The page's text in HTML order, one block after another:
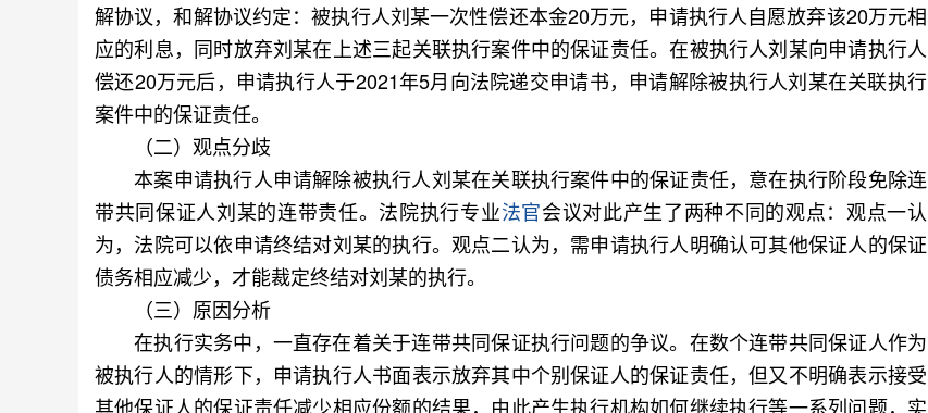
解协议，和解协议约定：被执行人刘某一次性偿还本金20万元，申请执行人自愿放弃该20万元相
应的利息，同时放弃刘某在上述三起关联执行案件中的保证责任。在被执行人刘某向申请执行人
偿还20万元后，申请执行人于2021年5月向法院递交申请书，申请解除被执行人刘某在关联执行
案件中的保证责任。
（二）观点分歧
本案申请执行人申请解除被执行人刘某在关联执行案件中的保证责任，意在执行阶段免除连
带共同保证人刘某的连带责任。法院执行专业法官会议对此产生了两种不同的观点：观点一认
为，法院可以依申请终结对刘某的执行。观点二认为，需申请执行人明确认可其他保证人的保证
债务相应减少，才能裁定终结对刘某的执行。
（三）原因分析
在执行实务中，一直存在着关于连带共同保证执行问题的争议。在数个连带共同保证人作为
被执行人的情形下，申请执行人书面表示放弃其中个别保证人的保证责任，但又不明确表示接受
其他保证人的保证责任减少相应份额的结果，由此产生执行机构如何继续执行等一系列问题，实